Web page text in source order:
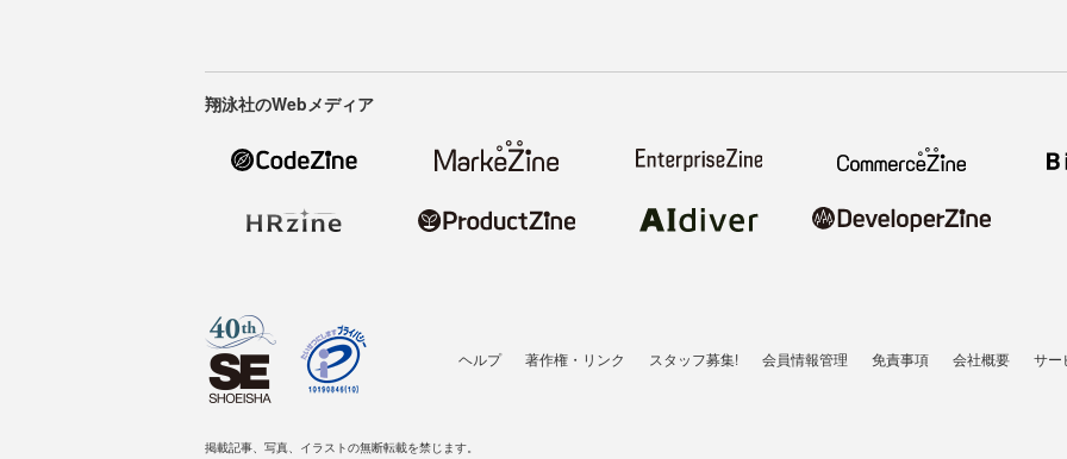
翔泳社のWebメディア
ヘルプ 著作権・リンク スタッフ募集! 会員情報管理 免責事項 会社概要 サー
掲載記事、写真、イラストの無断転載を禁じます。